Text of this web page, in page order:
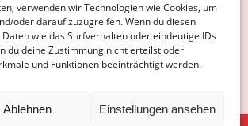
verwenden wir Technologien wie Cookies, um
oder darauf zuzugreifen. Wenn du diesen
wie das Surfverhalten oder eindeutige IDs
du deine Zustimmung nicht erteilst oder
und Funktionen beeinträchtigt werden.
Ablehnen Einstellungen ansehen